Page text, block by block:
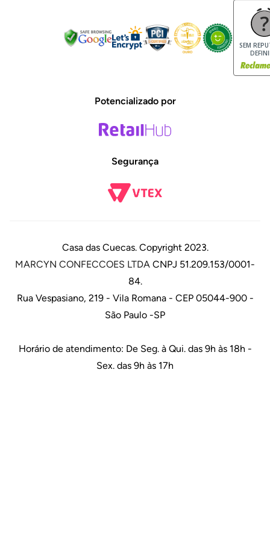
Dúvidas Frequentes
SEM
Potencializado por
Segurança
Casa das Cuecas. Copyright 2023.
MARCYN CONFECCOES LTDA CNPJ 51.209.153/0001-
84.
Rua Vespasiano, 219 - Vila Romana - CEP 05044-900 -
São Paulo -SP
Horário de atendimento: De Seg. à Qui. das 9h às 18h -
Sex. das 9h às 17h